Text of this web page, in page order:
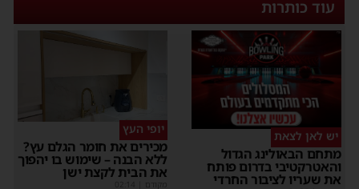
עוד כותרות
יש לאן לצאת
מתחם הבאולינג הגדול
והאטרקטיבי בדרום פותח
את שעריו לציבור החרדי
יופי העץ
מכירים את חומר הגלם עץ?
ללא הבנה – שימוש בו יהפוך
את הבית לקצת ישן